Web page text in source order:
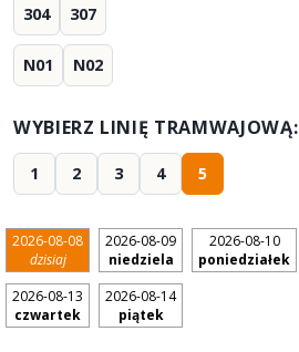
304 307
N01 N02
WYBIERZ LINIĘ TRAMWAJOWĄ:
1 2 3 4 5
2026-08-08
dzisiaj
2026-08-09
niedziela
2026-08-10
poniedziałek
2026-08-13
czwartek
2026-08-14
piątek